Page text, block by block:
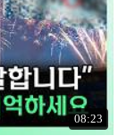
08:23